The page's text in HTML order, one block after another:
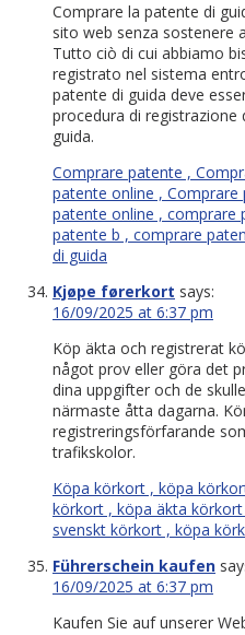
Comprare la patente di
sito web senza sostenere
Tutto ciò di cui abbiamo
registrato nel sistema
patente di guida deve
procedura di registrazione
guida.
Comprare patente ,
patente online ,
patente online , comprare
patente b , comprare
di guida
Kjøpe førerkort says:
16/09/2025 at 6:37 pm
Köp äkta och registrerat
något prov eller göra det
dina uppgifter och de
närmaste åtta dagarna.
registreringsförfarande
trafikskolor.
Köpa körkort , köpa
körkort , köpa äkta
svenskt körkort , köpa
Führerschein kaufen
16/09/2025 at 6:37 pm
Kaufen Sie auf unserer